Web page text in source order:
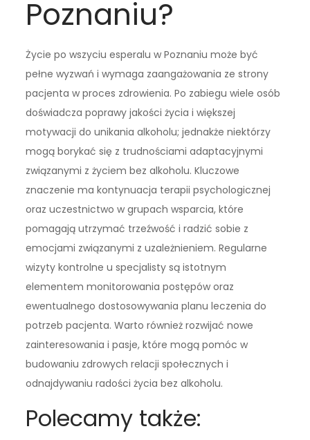
Poznaniu?
Życie po wszyciu esperalu w Poznaniu może być
pełne wyzwań i wymaga zaangażowania ze strony
pacjenta w proces zdrowienia. Po zabiegu wiele osób
doświadcza poprawy jakości życia i większej
motywacji do unikania alkoholu; jednakże niektórzy
mogą borykać się z trudnościami adaptacyjnymi
związanymi z życiem bez alkoholu. Kluczowe
znaczenie ma kontynuacja terapii psychologicznej
oraz uczestnictwo w grupach wsparcia, które
pomagają utrzymać trzeźwość i radzić sobie z
emocjami związanymi z uzależnieniem. Regularne
wizyty kontrolne u specjalisty są istotnym
elementem monitorowania postępów oraz
ewentualnego dostosowywania planu leczenia do
potrzeb pacjenta. Warto również rozwijać nowe
zainteresowania i pasje, które mogą pomóc w
budowaniu zdrowych relacji społecznych i
odnajdywaniu radości życia bez alkoholu.
Polecamy także: